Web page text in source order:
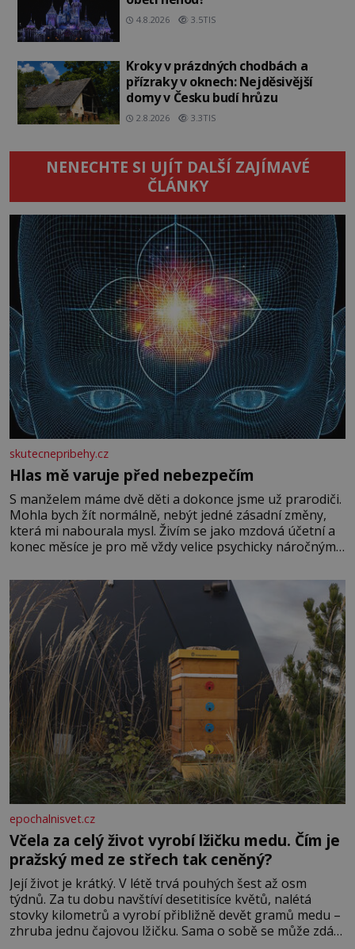
4.8.2026 3.5TIS
Kroky v prázdných chodbách a
přízraky v oknech: Nejděsivější
domy v Česku budí hrůzu
2.8.2026 3.3TIS
NENECHTE SI UJÍT DALŠÍ ZAJÍMAVÉ
ČLÁNKY
skutecnepribehy.cz
Hlas mě varuje před nebezpečím
S manželem máme dvě děti a dokonce jsme už prarodiči.
Mohla bych žít normálně, nebýt jedné zásadní změny,
která mi nabourala mysl. Živím se jako mzdová účetní a
konec měsíce je pro mě vždy velice psychicky náročným
dál častěji volá o pomoc, co se hlídání týče. Dalo by se
epochalnisvet.cz
Včela za celý život vyrobí lžičku medu. Čím je
pražský med ze střech tak ceněný?
Její život je krátký. V létě trvá pouhých šest až osm
týdnů. Za tu dobu navštíví desetitisíce květů, nalétá
stovky kilometrů a vyrobí přibližně devět gramů medu –
zhruba jednu čajovou lžičku. Sama o sobě se může zdát